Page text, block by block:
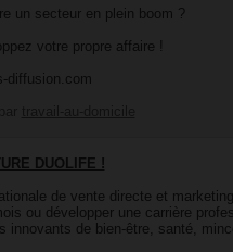
un secteur en plein boom ?
votre propre affaire !
diffusion.com
DUOLIFE !
de vente directe et
ou développer une carrière
innovants de bien-être, santé,